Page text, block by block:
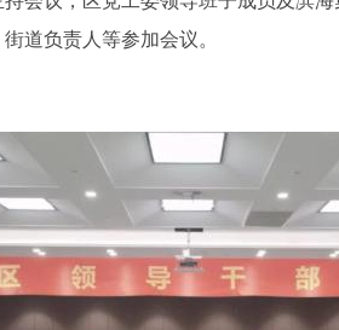
道负责人等参加会议。